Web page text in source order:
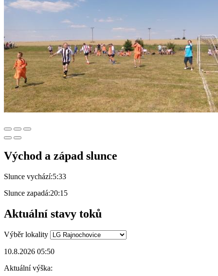
Východ a západ slunce
Slunce vychází:5:33
Slunce zapadá:20:15
Aktuální stavy toků
Výběr lokality
10.8.2026 05:50
Aktuální výška: